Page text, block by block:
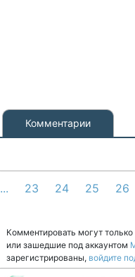
Комментарии
... 23 24 25 26
Комментировать могут
или зашедшие под аккаунтом
зарегистрированы, войдите